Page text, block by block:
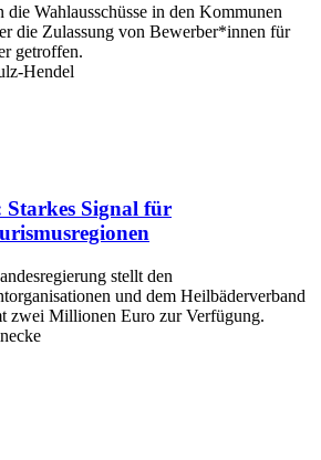
die Wahlausschüsse in den Kommunen
die Zulassung von Bewerber*innen für
getroffen.
Starkes Signal für
stellt den
und dem Heilbäderverband
zwei Millionen Euro zur Verfügung.